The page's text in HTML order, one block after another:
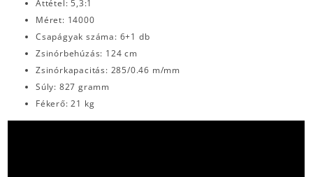
Áttétel: 5,3:1
Méret: 14000
Csapágyak száma: 6+1 db
Zsinórbehúzás: 124 cm
Zsinórkapacitás: 285/0.46 m/mm
Súly: 827 gramm
Fékerő: 21 kg